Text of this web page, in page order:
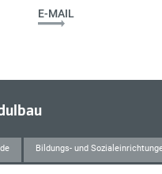
E-MAIL
Bildungs- und